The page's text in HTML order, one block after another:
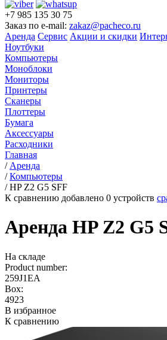
+7 985 135 30 75
Заказ по e-mail: zakaz@pacheco.ru
Аренда Сервис Акции и скидки
Ноутбуки
Компьютеры
Моноблоки
Мониторы
Принтеры
Сканеры
Плоттеры
Бумага
Аксессуары
Расходники
Главная
/ Аренда
/Компьютеры
/HP Z2 G5 SFF
К сравнению добавлено 0 устройств
Аренда HP Z2 G5
На складе
Product number:
259J1EA
Box:
4923
В избранное
К сравнению